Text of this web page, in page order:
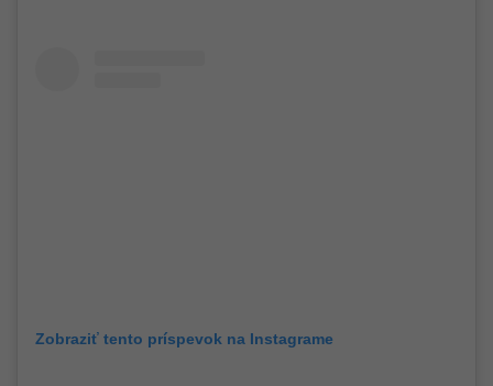
Zobraziť tento príspevok na Instagrame